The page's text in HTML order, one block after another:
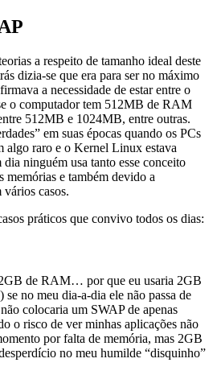
a respeito de tamanho ideal deste
dizia-se que era para ser no máximo
a necessidade de estar entre o
o computador tem 512MB de RAM
512MB e 1024MB, entre outras.
em suas épocas quando os PCs
raro e o Kernel Linux estava
ninguém usa tanto esse conceito
memórias e também devido a
vários casos.
práticos que convivo todos os dias:
de RAM… por que eu usaria 2GB
no meu dia-a-dia ele não passa de
colocaria um SWAP de apenas
o risco de ver minhas aplicações não
por falta de memória, mas 2GB
no meu humilde “disquinho”